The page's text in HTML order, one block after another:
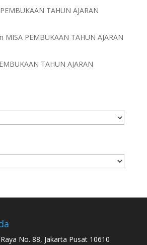
TAHUN AJARAN
MISA PEMBUKAAN TAHUN AJARAN
TAHUN AJARAN
No. 88, Jakarta Pusat 10610